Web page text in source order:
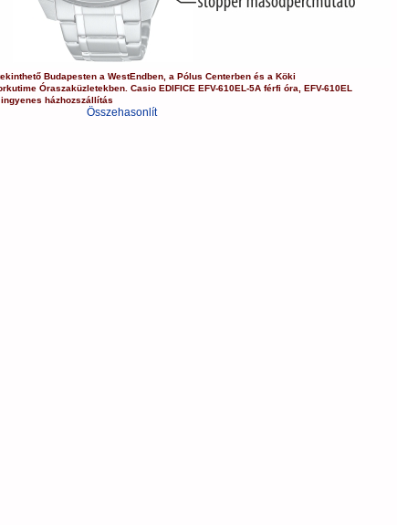
Budapesten a WestEndben, a Pólus Centerbenés a Köki
Óraszaküzletekben. Casio EDIFICE EFV-610EL-5A férfi óra
EFV-610EL
ingyenes házhozszállítás
Összehasonlít